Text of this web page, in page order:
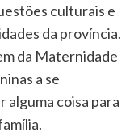
culturais e
da província.
da Maternidade
a se
coisa para